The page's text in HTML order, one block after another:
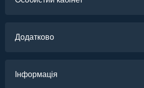
Додатково
Інформація